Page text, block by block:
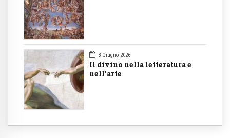
8 Giugno 2026
Il divino nella letteratura e
nell’arte